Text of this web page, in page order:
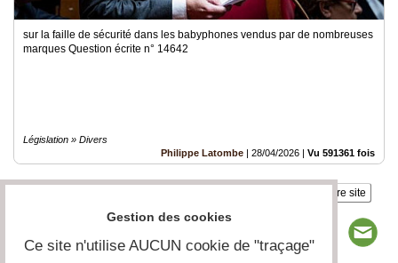
sur la faille de sécurité dans les babyphones vendus par de nombreuses
marques Question écrite n° 14642
Législation » Divers
Philippe Latombe | 28/04/2026 | Vu 591361 fois
Insérez sur votre site
Gestion des cookies
Ce site n'utilise AUCUN cookie de "traçage"